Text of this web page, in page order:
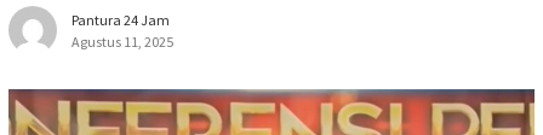
Pantura 24 Jam
Agustus 11, 2025